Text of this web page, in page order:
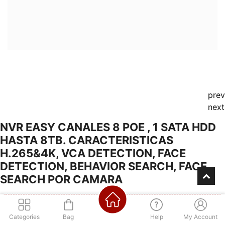
prev
next
NVR EASY CANALES 8 POE , 1 SATA HDD
HASTA 8TB. CARACTERISTICAS
H.265&4K, VCA DETECTION, FACE
DETECTION, BEHAVIOR SEARCH, FACE
SEARCH POR CAMARA
Consultá por nuestra financiación
Categories Bag Help My Account